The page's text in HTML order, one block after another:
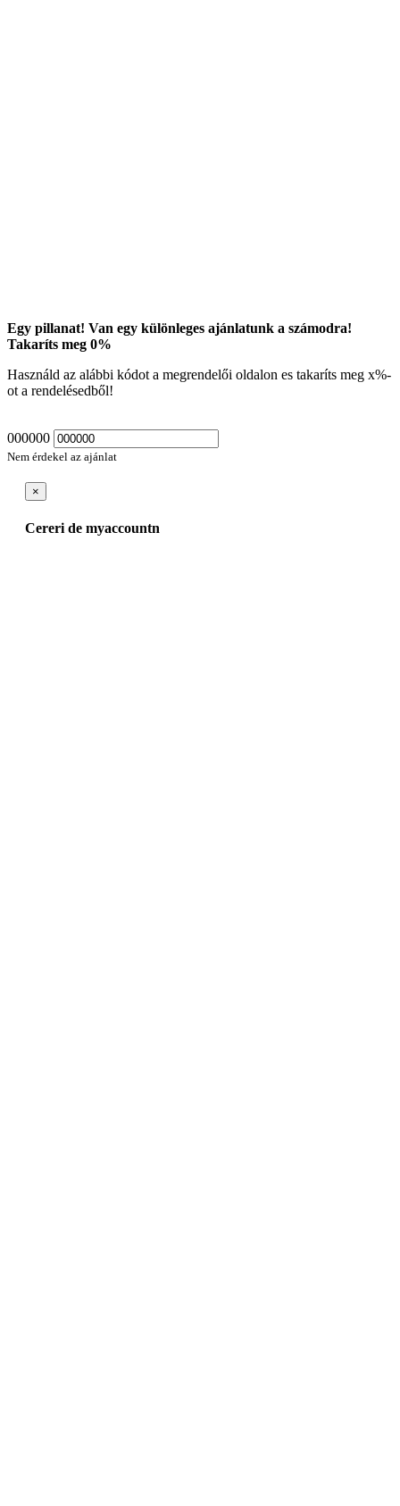
Egy pillanat! Van egy különleges ajánlatunk a számodra!
Takaríts meg 0%
Használd az alábbi kódot a megrendelői oldalon es takaríts meg x%-
ot a rendelésedből!
000000
Nem érdekel az ajánlat
×
Cereri de myaccountn